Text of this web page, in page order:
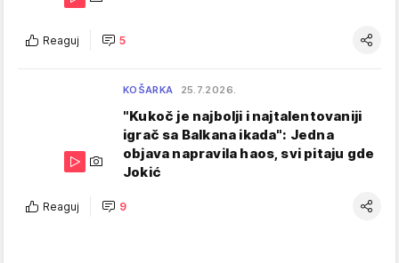
Reaguj 5
KOŠARKA 25.7.2026.
"Kukoč je najbolji i najtalentovaniji
igrač sa Balkana ikada": Jedna
objava napravila haos, svi pitaju gde
Jokić
Reaguj 9